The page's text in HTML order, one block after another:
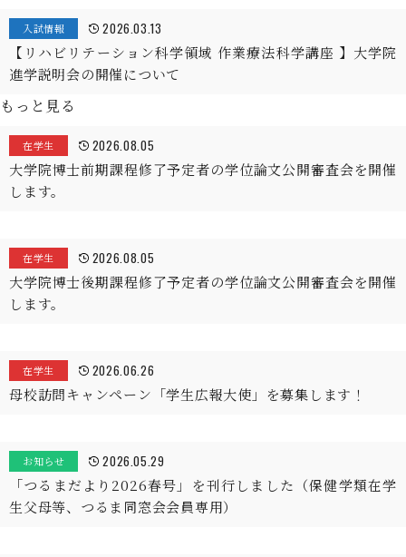
入試情報 2026.03.13
【リハビリテーション科学領域 作業療法科学講座 】大学院
進学説明会の開催について
もっと見る
在学生 2026.08.05
大学院博士前期課程修了予定者の学位論文公開審査会を開催
します。
在学生 2026.08.05
大学院博士後期課程修了予定者の学位論文公開審査会を開催
します。
在学生 2026.06.26
母校訪問キャンペーン「学生広報大使」を募集します！
お知らせ 2026.05.29
「つるまだより2026春号」を刊行しました（保健学類在学
生父母等、つるま同窓会会員専用）